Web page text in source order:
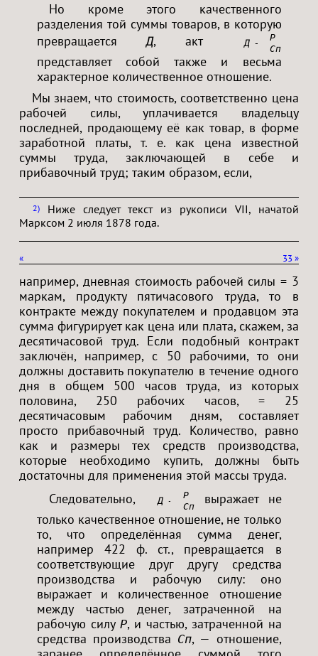
Но кроме этого качественного
разделения той суммы товаров, в которую
превращаетсяД, акт Д — Т<
Р
Сп
представляет собой также и весьма
характерное количественное отношение.
Мы знаем, что стоимость, соответственно цена
рабочей силы, уплачивается владельцу
последней, продающему её как товар, в форме
заработной платы, т. е. как цена известной
суммы труда, заключающей в себе и
прибавочный труд; таким образом, если,
2 Ниже следует текст из рукописи VII, начатой
Марксом 2 июля 1878 года.
« »
33
например, дневная стоимость рабочей силы = 3
маркам, продукту пятичасового труда, то в
контракте между покупателем и продавцом эта
сумма фигурирует как цена или плата, скажем, за
десятичасовой труд. Если подобный контракт
заключён, например, с 50 рабочими, то они
должны доставить покупателю в течение одного
дня в общем 500 часов труда, из которых
половина, 250 рабочих часов, = 25
десятичасовым рабочим дням, составляет
просто прибавочный труд. Количество, равно
как и размеры тех средств производства,
которые необходимо купить, должны быть
достаточны для применения этой массы труда.
Следовательно,
Д — Т<
Р
Сп
выражает не
только качественное отношение, не только
то, что определённая сумма денег,
например 422 ф. ст., превращается в
соответствующие друг другу средства
производства и рабочую силу: оно
выражает и количественное отношение
между частью денег, затраченной на
рабочую силу Р, и частью, затраченной на
средства производства Сп, — отношение,